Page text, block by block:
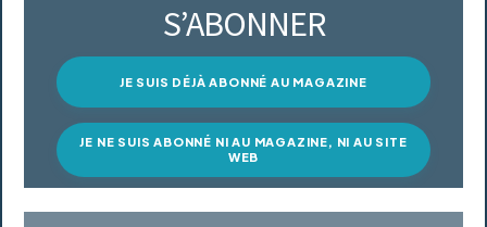
S’ABONNER
JE SUIS DÉJÀ ABONNÉ AU MAGAZINE
JE NE SUIS ABONNÉ NI AU MAGAZINE, NI AU SITE
WEB